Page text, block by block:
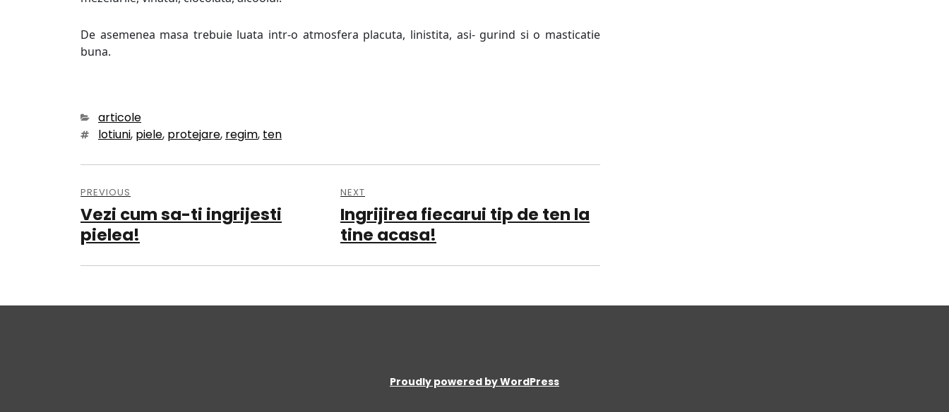
De asemenea masa trebuie luata intr-o atmosfera placuta, linistita, asi- gurind si o masticatie
buna.
Categories
articole
Tagslotiuni, piele, protejare, regim, ten
în
articole
PREVIOUS
Previous
post:
Vezi cum sa-ti ingrijesti
pielea!
NEXT
Next
post:
Ingrijirea fiecarui tip de ten la
tine acasa!
Proudly powered by WordPress